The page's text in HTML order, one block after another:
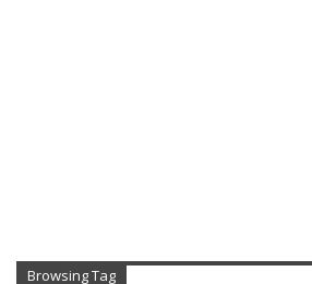
Browsing Tag